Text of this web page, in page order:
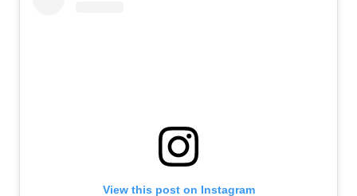
View this post on Instagram